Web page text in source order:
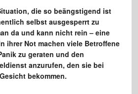
die so beängstigend ist
selbst ausgesperrt zu
da und kann nicht rein – eine
ihrer Not machen viele Betroffene
zu geraten und den
anzurufen, den sie bei
bekommen.